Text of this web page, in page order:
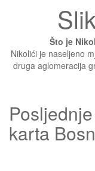
Što je
Nikolići je naseljeno
druga aglomeracija
karta